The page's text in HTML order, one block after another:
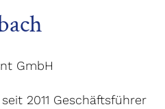
GmbH
2011 Geschäftsführer